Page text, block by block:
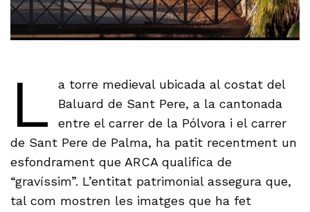
L
a torre medieval ubicada al costat del
Baluard de Sant Pere, a la cantonada
entre el carrer de la Pólvora i el carrer
de Sant Pere de Palma, ha patit recentment un
esfondrament que ARCA qualifica de
“gravíssim”. L’entitat patrimonial assegura que,
tal com mostren les imatges que ha fet